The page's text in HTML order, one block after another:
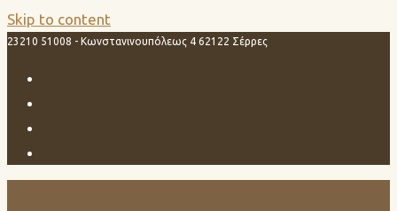
Skip to content
23210 51008 - Κωνστανινουπόλεως 4 62122 Σέρρες